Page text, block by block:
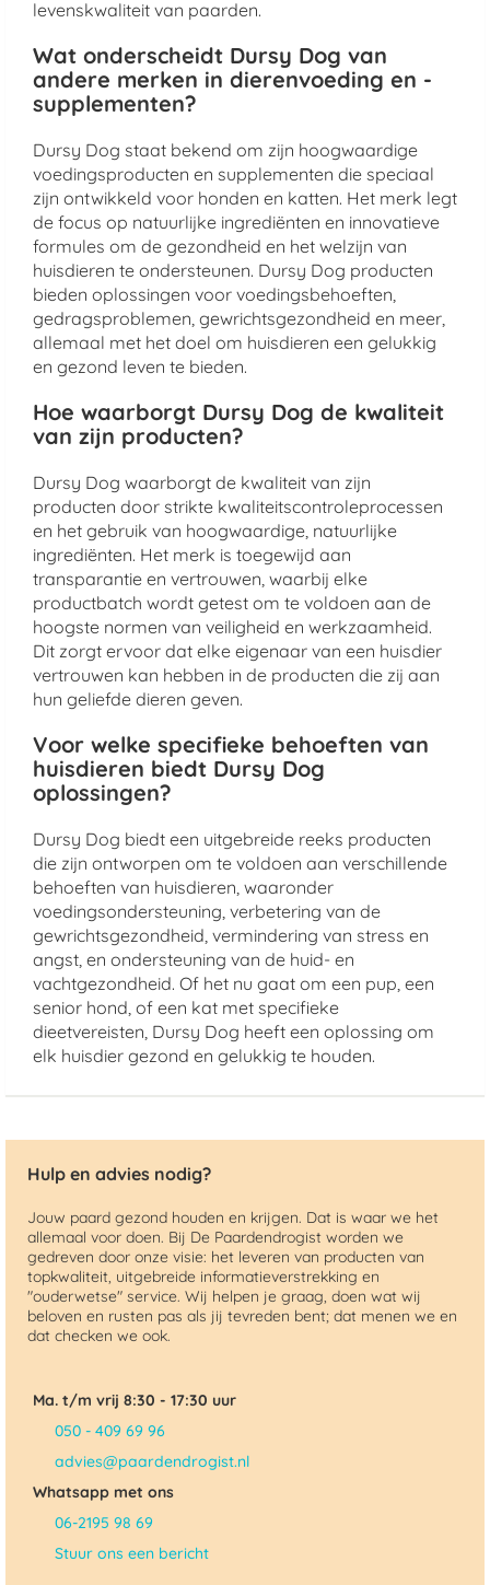
levenskwaliteit van paarden.
Wat onderscheidt Dursy Dog van
andere merken in dierenvoeding en -
supplementen?
Dursy Dog staat bekend om zijn hoogwaardige
voedingsproducten en supplementen die speciaal
zijn ontwikkeld voor honden en katten. Het merk legt
de focus op natuurlijke ingrediënten en innovatieve
formules om de gezondheid en het welzijn van
huisdieren te ondersteunen. Dursy Dog producten
bieden oplossingen voor voedingsbehoeften,
gedragsproblemen, gewrichtsgezondheid en meer,
allemaal met het doel om huisdieren een gelukkig
en gezond leven te bieden.
Hoe waarborgt Dursy Dog de kwaliteit
van zijn producten?
Dursy Dog waarborgt de kwaliteit van zijn
producten door strikte kwaliteitscontroleprocessen
en het gebruik van hoogwaardige, natuurlijke
ingrediënten. Het merk is toegewijd aan
transparantie en vertrouwen, waarbij elke
productbatch wordt getest om te voldoen aan de
hoogste normen van veiligheid en werkzaamheid.
Dit zorgt ervoor dat elke eigenaar van een huisdier
vertrouwen kan hebben in de producten die zij aan
hun geliefde dieren geven.
Voor welke specifieke behoeften van
huisdieren biedt Dursy Dog
oplossingen?
Dursy Dog biedt een uitgebreide reeks producten
die zijn ontworpen om te voldoen aan verschillende
behoeften van huisdieren, waaronder
voedingsondersteuning, verbetering van de
gewrichtsgezondheid, vermindering van stress en
angst, en ondersteuning van de huid- en
vachtgezondheid. Of het nu gaat om een pup, een
senior hond, of een kat met specifieke
dieetvereisten, Dursy Dog heeft een oplossing om
elk huisdier gezond en gelukkig te houden.
Hulp en advies nodig?
Jouw paard gezond houden en krijgen. Dat is waar we het
allemaal voor doen. Bij De Paardendrogist worden we
gedreven door onze visie: het leveren van producten van
topkwaliteit, uitgebreide informatieverstrekking en
"ouderwetse" service. Wij helpen je graag, doen wat wij
beloven en rusten pas als jij tevreden bent; dat menen we en
dat checken we ook.
Ma. t/m vrij 8:30 - 17:30 uur
050 - 409 69 96
advies@paardendrogist.nl
Whatsapp met ons
06-2195 98 69
Stuur ons een bericht